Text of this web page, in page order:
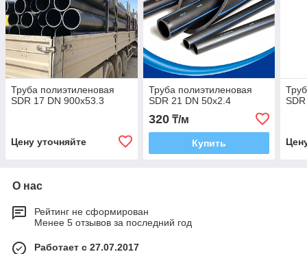
Труба полиэтиленовая
SDR 17 DN 900x53.3
Цену уточняйте
Труба полиэтиленовая
SDR 21 DN 50x2.4
320₸/м
Купить
О нас
Рейтинг не сформирован
Менее 5 отзывов за последний год
Работает с 27.07.2017